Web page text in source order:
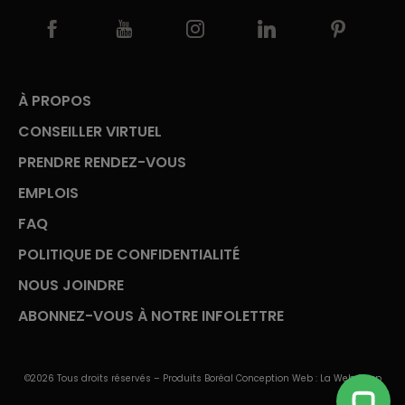
À PROPOS
CONSEILLER VIRTUEL
PRENDRE RENDEZ-VOUS
EMPLOIS
FAQ
POLITIQUE DE CONFIDENTIALITÉ
NOUS JOINDRE
ABONNEZ-VOUS À NOTRE INFOLETTRE
©2026 Tous droits réservés – Produits Boréal Conception Web : La Web Shop